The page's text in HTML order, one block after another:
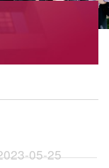
05-25